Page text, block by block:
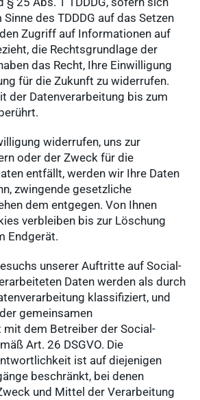
des TDDDG auf das Setzen
Zugriff auf Informationen auf
die Rechtsgrundlage der
das Recht, Ihre Einwilligung
für die Zukunft zu widerrufen.
der Datenverarbeitung bis zum
widerrufen, uns zur
oder der Zweck für die
entfällt, werden wir Ihre Daten
zwingende gesetzliche
dem entgegen. Von Ihnen
verbleiben bis zur Löschung
Endgerät.
unserer Auftritte auf Social-
Daten werden als durch
klassifiziert, und
gemeinsamen
dem Betreiber der Social-
Art. 26 DSGVO. Die
ist auf diejenigen
beschränkt, bei denen
und Mittel der Verarbeitung